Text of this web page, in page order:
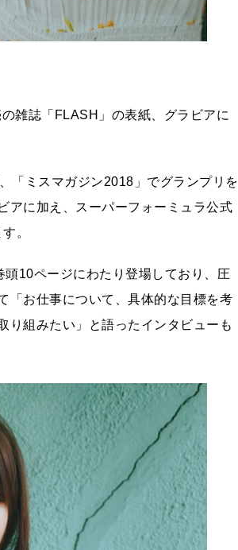
雑誌「FLASH」の表紙、グラビアに
「ミスマガジン2018」でグランプリを
アに加え、スーパーフォーミュラ公式
。
頭10ページにわたり登場しており、圧
「お仕事について、具体的な目標を考
り組みたい」と語ったインタビューも